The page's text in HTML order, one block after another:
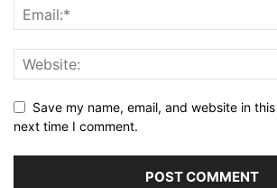
Save my name, email, and website in
next time I comment.